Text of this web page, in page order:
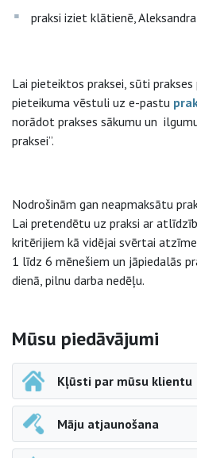
praksi iziet klātienē,
Lai pieteiktos praksei, sūti
pieteikuma vēstuli uz e-pastu
norādot prakses sākumu un
praksei”.
Nodrošinām gan neapmaksātu
Lai pretendētu uz praksi ar
kritērijiem kā vidējai svērtai
1 līdz 6 mēnešiem un jāpiedalās
dienā, pilnu darba nedēļu.
Sāna navigācija
Mūsu piedāvājumi
Kļūsti par mūsu klientu
Māju atjaunošana